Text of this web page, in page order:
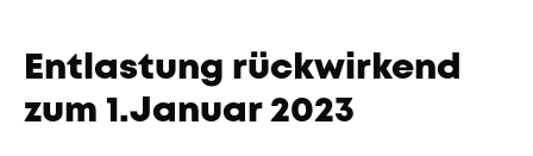
Entlastung rückwirkend
zum 1.Januar 2023